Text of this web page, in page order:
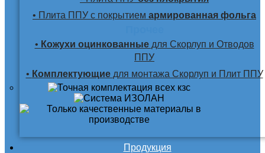
• Плита ППУ с покрытием армированная фольга
• Кожухи оцинкованные для Скорлуп и Отводов
ППУ
• Комплектующие для монтажа Скорлуп и Плит ППУ
Продукция